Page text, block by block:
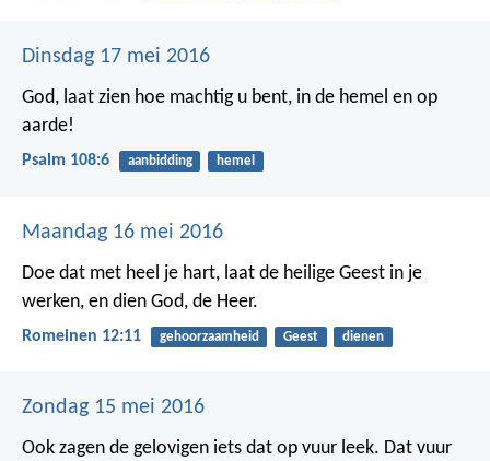
Dinsdag 17 mei 2016
God, laat zien hoe machtig u bent, in de hemel en op
aarde!
Psalm 108:6 aanbidding hemel
Maandag 16 mei 2016
Doe dat met heel je hart, laat de heilige Geest in je
werken, en dien God, de Heer.
Romeinen 12:11 gehoorzaamheid Geest dienen
Zondag 15 mei 2016
Ook zagen de gelovigen iets dat op vuur leek. Dat vuur